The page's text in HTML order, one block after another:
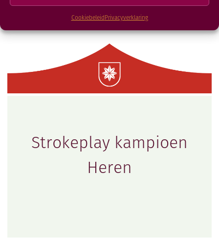
CookiebeleidPrivacyverklaring
Strokeplay kampioen
Heren